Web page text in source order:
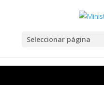
Seleccionar página